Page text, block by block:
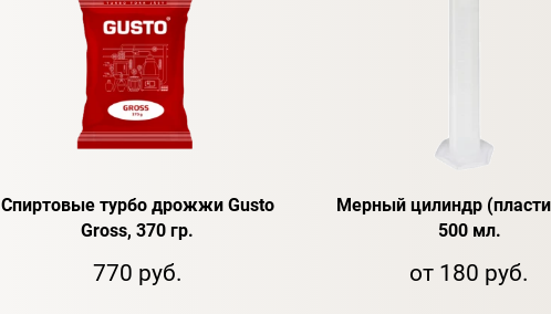
Спиртовые турбо дрожжи Gusto
Gross, 370 гр.
770 руб.
Мерный цилиндр
500 мл.
от 180 руб.